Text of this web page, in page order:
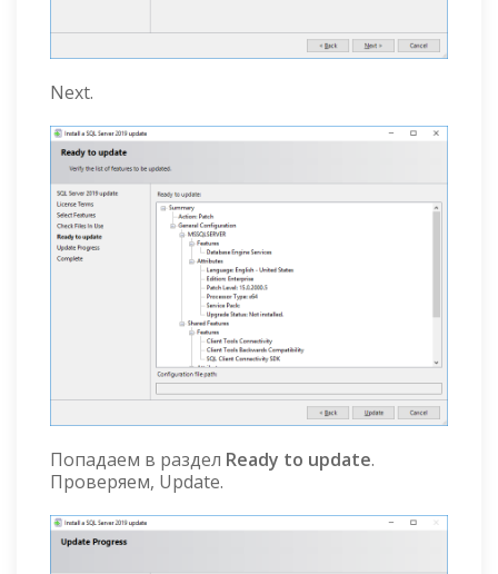
Next.
Попадаем в раздел Ready to update.
Проверяем, Update.